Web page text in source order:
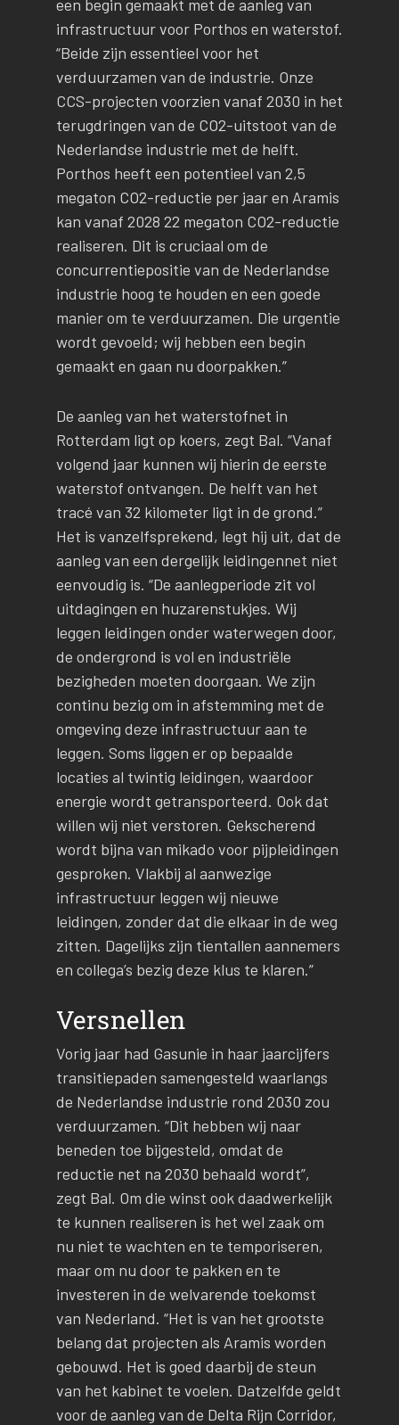
een begin gemaakt met de aanleg van
infrastructuur voor Porthos en waterstof.
“Beide zijn essentieel voor het
verduurzamen van de industrie. Onze
CCS-projecten voorzien vanaf 2030 in het
terugdringen van de CO2-uitstoot van de
Nederlandse industrie met de helft.
Porthos heeft een potentieel van 2,5
megaton CO2-reductie per jaar en Aramis
kan vanaf 2028 22 megaton CO2-reductie
realiseren. Dit is cruciaal om de
concurrentiepositie van de Nederlandse
industrie hoog te houden en een goede
manier om te verduurzamen. Die urgentie
wordt gevoeld; wij hebben een begin
gemaakt en gaan nu doorpakken.”
De aanleg van het waterstofnet in
Rotterdam ligt op koers, zegt Bal. “Vanaf
volgend jaar kunnen wij hierin de eerste
waterstof ontvangen. De helft van het
tracé van 32 kilometer ligt in de grond.”
Het is vanzelfsprekend, legt hij uit, dat de
aanleg van een dergelijk leidingennet niet
eenvoudig is. “De aanlegperiode zit vol
uitdagingen en huzarenstukjes. Wij
leggen leidingen onder waterwegen door,
de ondergrond is vol en industriële
bezigheden moeten doorgaan. We zijn
continu bezig om in afstemming met de
omgeving deze infrastructuur aan te
leggen. Soms liggen er op bepaalde
locaties al twintig leidingen, waardoor
energie wordt getransporteerd. Ook dat
willen wij niet verstoren. Gekscherend
wordt bijna van mikado voor pijpleidingen
gesproken. Vlakbij al aanwezige
infrastructuur leggen wij nieuwe
leidingen, zonder dat die elkaar in de weg
zitten. Dagelijks zijn tientallen aannemers
en collega’s bezig deze klus te klaren.”
Versnellen
Vorig jaar had Gasunie in haar jaarcijfers
transitiepaden samengesteld waarlangs
de Nederlandse industrie rond 2030 zou
verduurzamen. “Dit hebben wij naar
beneden toe bijgesteld, omdat de
reductie net na 2030 behaald wordt”,
zegt Bal. Om die winst ook daadwerkelijk
te kunnen realiseren is het wel zaak om
nu niet te wachten en te temporiseren,
maar om nu door te pakken en te
investeren in de welvarende toekomst
van Nederland. “Het is van het grootste
belang dat projecten als Aramis worden
gebouwd. Het is goed daarbij de steun
van het kabinet te voelen. Datzelfde geldt
voor de aanleg van de Delta Rijn Corridor,